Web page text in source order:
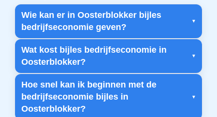
Wie kan er in Oosterblokker bijles
bedrijfseconomie geven?
Wat kost bijles bedrijfseconomie in
Oosterblokker?
Hoe snel kan ik beginnen met de
bedrijfseconomie bijles in
Oosterblokker?